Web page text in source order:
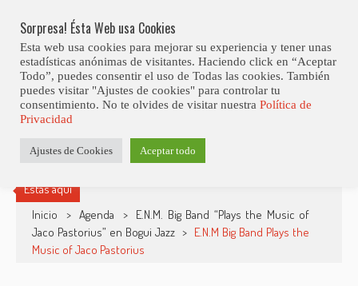
content
Club Contest.
Estás aquí
Inicio
> Agenda > E.N.M. Big Band “Plays the Music of
Jaco Pastorius” en Bogui Jazz > E.N.M Big Band Plays the
Music of Jaco Pastorius
Sorpresa! Ésta Web usa Cookies
Esta web usa cookies para mejorar su experiencia y tener unas
estadísticas anónimas de visitantes. Haciendo click en “Aceptar
Todo”, puedes consentir el uso de Todas las cookies. También
puedes visitar "Ajustes de cookies" para controlar tu
consentimiento. No te olvides de visitar nuestra Política de
Privacidad
Ajustes de Cookies Aceptar todo